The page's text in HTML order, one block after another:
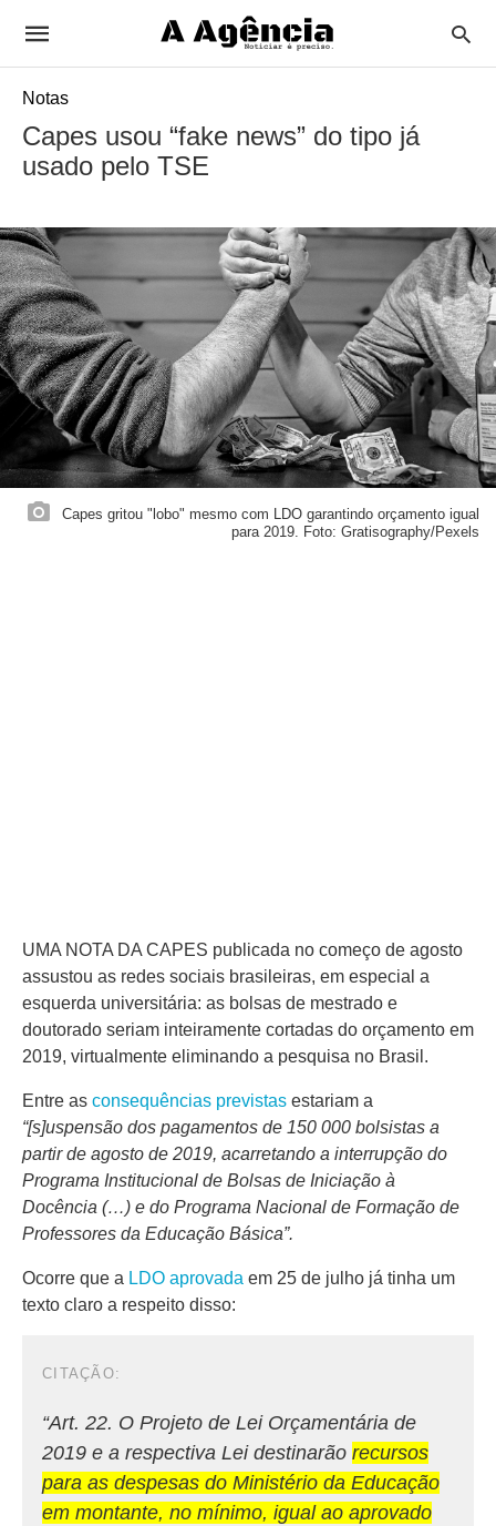
Notas
Capes usou “fake news” do tipo já
usado pelo TSE
Capes gritou "lobo" mesmo com LDO garantindo orçamento igual
para 2019. Foto: Gratisography/Pexels
UMA NOTA DA CAPES publicada no começo de agosto
assustou as redes sociais brasileiras, em especial a
esquerda universitária: as bolsas de mestrado e
doutorado seriam inteiramente cortadas do orçamento em
2019, virtualmente eliminando a pesquisa no Brasil.
Entre as consequências previstas estariam a
“[s]uspensão dos pagamentos de 150 000 bolsistas a
partir de agosto de 2019, acarretando a interrupção do
Programa Institucional de Bolsas de Iniciação à
Docência (…) e do Programa Nacional de Formação de
Professores da Educação Básica”.
Ocorre que a LDO aprovada em 25 de julho já tinha um
texto claro a respeito disso:
“Art. 22. O Projeto de Lei Orçamentária de
2019 e a respectiva Lei destinarão recursos
para as despesas do Ministério da Educação
em montante, no mínimo, igual ao aprovado